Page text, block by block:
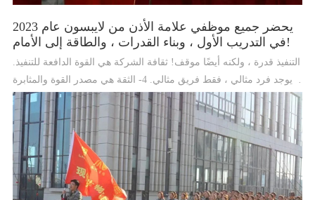
يحضر جميع موظفي علامة الأذن من لايبسون عام 2023
في التدريب الأول ، وبناء القدرات ، والطاقة إلى الأمام!
التنفيذ قدرة ، ولكنه أيضًا موقف! ثقافة الشركة هي القوة الدافعة للتنفيذ.
لا يوجد فرد مثالي ، فقط فريق مثالي. 4- الثقة هي مصدر القوة والمثابرة
هي سلم الأهداف. بالدم والعاطفة في الجهد والنضال لتحقيق النمو
والتحول!